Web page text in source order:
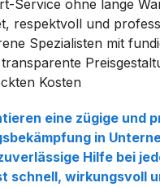
Service ohne lange
respektvoll und
Spezialisten mit
Kosten
eine zügige und
in
Hilfe bei
schnell, wirkungsvoll